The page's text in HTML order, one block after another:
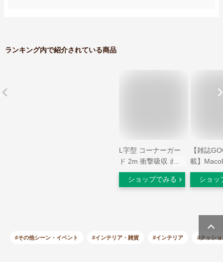
ランキング内で紹介されている商品
L字型 コーナーガー
ド 2m 衝撃吸収 赤ち
ゃん 幼児 介護 セー
フティーグッズ 安全
ショップでみる
【雑誌
載】
ーガード
用8個 ク
ケガ防止
コーナー
キッズ
ショッ
#その他シーン・イベント #インテリア・雑貨 #インテリア #クッショ